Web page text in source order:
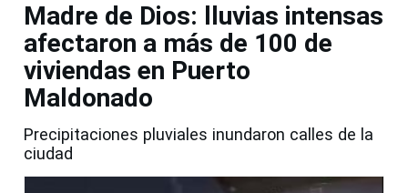
Madre de Dios: lluvias intensas
afectaron a más de 100 de
viviendas en Puerto
Maldonado
Precipitaciones pluviales inundaron calles de la
ciudad